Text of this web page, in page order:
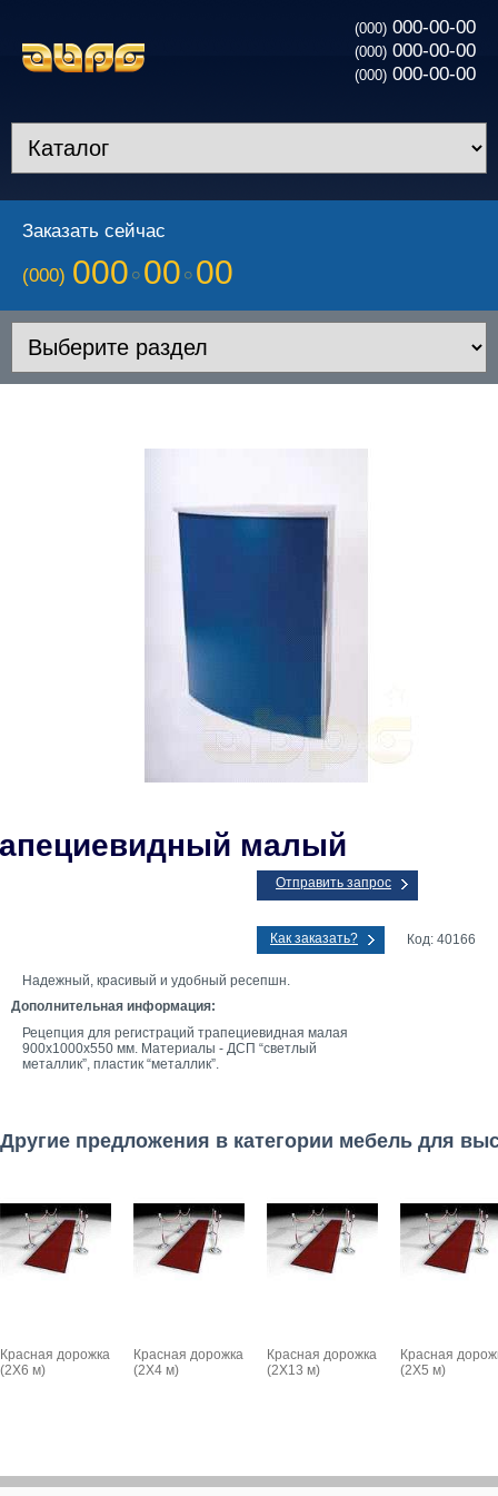
(000) 000-00-00
(000) 000-00-00
(000) 000-00-00
Заказать сейчас
(000) 000 00 00
малый
Отправить запрос
Как заказать? Код: 40166
Надежный, красивый и удобный ресепшн.
Дополнительная информация:
Рецепция для регистраций трапециевидная малая
900х1000х550 мм. Материалы - ДСП “светлый
металлик”, пластик “металлик”.
Другие предложения в категории мебель для
Красная дорожка
(2Х6 м)
Красная дорожка
(2Х4 м)
Красная дорожка
(2Х13 м)
Красная
(2Х5 м)